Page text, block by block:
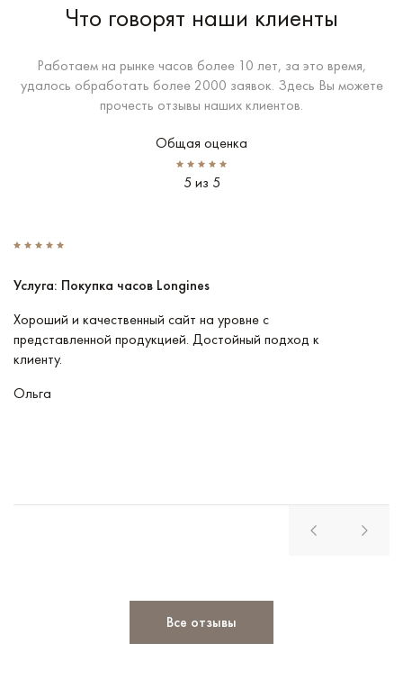
Что говорят наши клиенты
Работаем на рынке часов более 10 лет, за это время,
удалось обработать более 2000 заявок. Здесь Вы можете
прочесть отзывы наших клиентов.
Общая оценка
5 из 5
Услуга: Покупка часов Longines
Хороший и качественный сайт на уровне с
представленной продукцией. Достойный подход к
клиенту.
Ольга
Все отзывы